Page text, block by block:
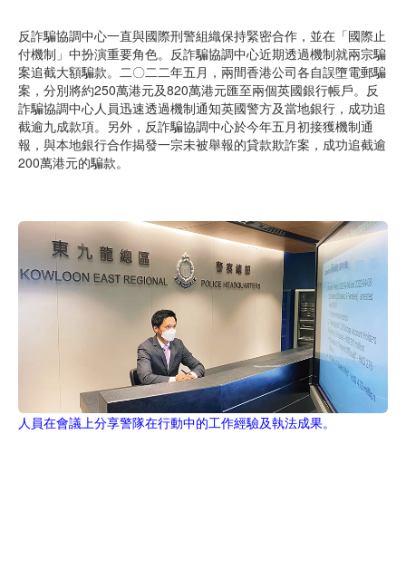
反詐騙協調中心一直與國際刑警組織保持緊密合作，並在「國際止
付機制」中扮演重要角色。反詐騙協調中心近期透過機制就兩宗騙
案追截大額騙款。二〇二二年五月，兩間香港公司各自誤墮電郵騙
案，分別將約250萬港元及820萬港元匯至兩個英國銀行帳戶。反
詐騙協調中心人員迅速透過機制通知英國警方及當地銀行，成功追
截逾九成款項。另外，反詐騙協調中心於今年五月初接獲機制通
報，與本地銀行合作揭發一宗未被舉報的貸款欺詐案，成功追截逾
200萬港元的騙款。
人員在會議上分享警隊在行動中的工作經驗及執法成果。